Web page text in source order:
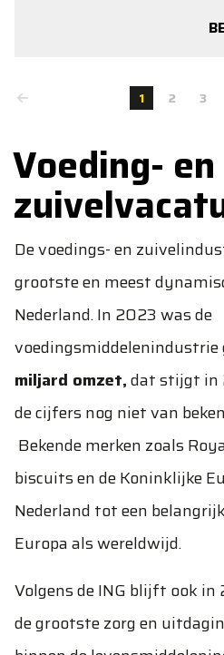
1 2 3
Voeding- en
De voedings- en
grootste en meest
Nederland. In 2023 was de
voedingsmiddelenindustrie
miljard omzet,dat stijgt in
de cijfers nog niet van
Bekende merken zoals
biscuits en de Koninklijke
Nederland tot een
Europa als wereldwijd.
Volgens de ING blijft ook
de grootste zorg en